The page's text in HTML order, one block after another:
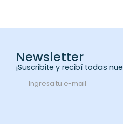
Newsletter
¡Suscribite y recibí todas